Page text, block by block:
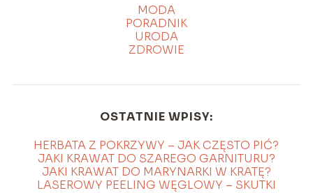
MODA
PORADNIK
URODA
ZDROWIE
OSTATNIE WPISY:
HERBATA Z POKRZYWY – JAK CZĘSTO PIĆ?
JAKI KRAWAT DO SZAREGO GARNITURU?
JAKI KRAWAT DO MARYNARKI W KRATĘ?
LASEROWY PEELING WĘGLOWY – SKUTKI